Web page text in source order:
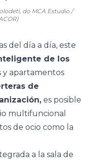
do MCA Estudio /
del día a día, este
de los
y apartamentos
de
es posible
multifuncional
de ocio como la
a la sala de